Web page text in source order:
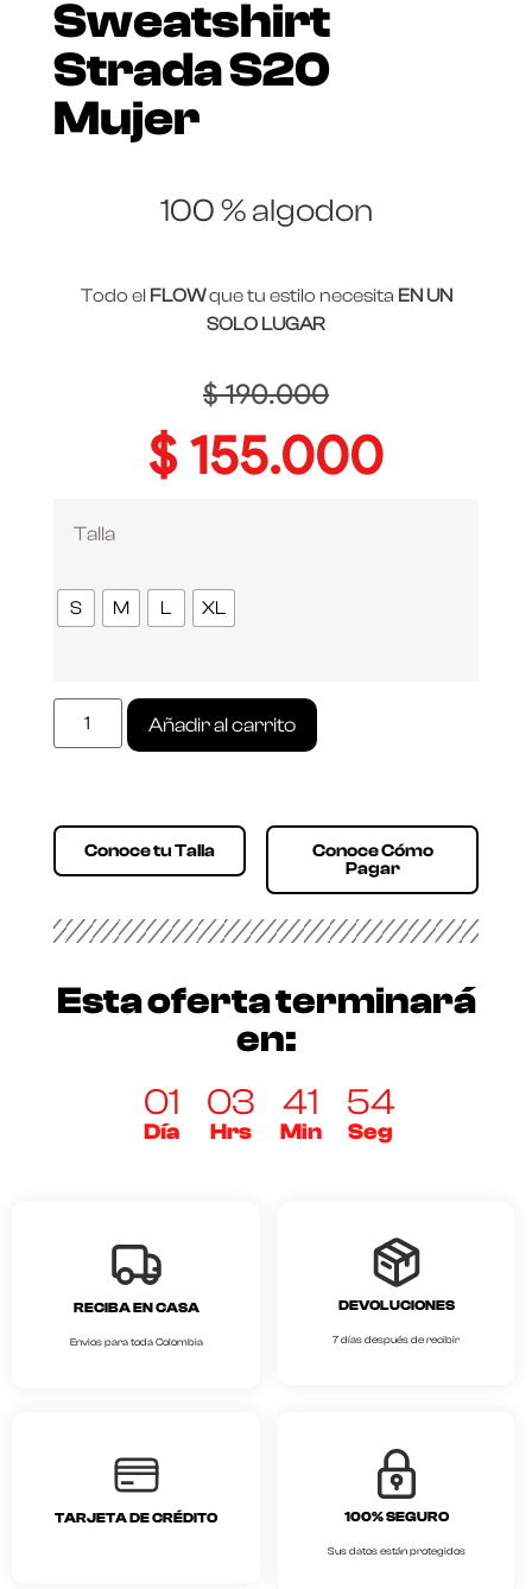
Sweatshirt
Strada S20
Mujer
100 % algodon
Todo el FLOWque tu estilo necesita EN UN
SOLO LUGAR
$190.000
$ 155.000
Talla
S M L XL
Añadir al carrito
Conoce tu Talla
Conoce Cómo
Pagar
Esta oferta terminará
en:
01
Día
03
Hrs
41
Min
53
Seg
RECIBA EN CASA
Envios para toda Colombia
DEVOLUCIONES
7 días después de recibir
TARJETA DE CRÉDITO 100% SEGURO
Sus datos están protegidos